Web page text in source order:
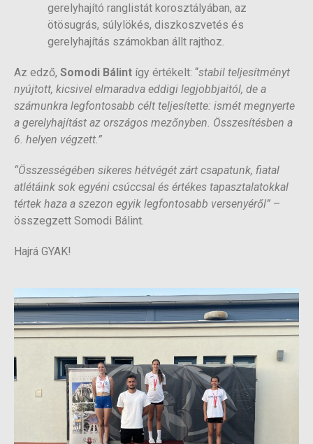
gerelyhajító ranglistát korosztályában, az
ötösugrás, súlylökés, diszkoszvetés és
gerelyhajítás számokban állt rajthoz.
Az edző, Somodi Bálint így értékelt: “stabil teljesítményt
nyújtott, kicsivel elmaradva eddigi legjobbjaitól, de a
számunkra legfontosabb célt teljesítette: ismét megnyerte
a gerelyhajítást az országos mezőnyben. Összesítésben a
6. helyen végzett.”
“Összességében sikeres hétvégét zárt csapatunk, fiatal
atlétáink sok egyéni csúccsal és értékes tapasztalatokkal
tértek haza a szezon egyik legfontosabb versenyéről” –
összegzett Somodi Bálint.
Hajrá GYAK!